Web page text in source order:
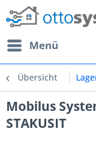
Menü
Übersicht
Mobilus
STAKUSIT